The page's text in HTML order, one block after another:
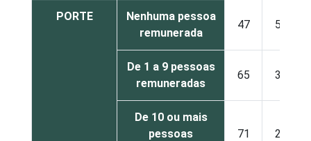
PORTE
Nenhuma pessoa
remunerada
47 53
De 1 a 9 pessoas
remuneradas
65 35
De 10 ou mais
pessoas
71 29